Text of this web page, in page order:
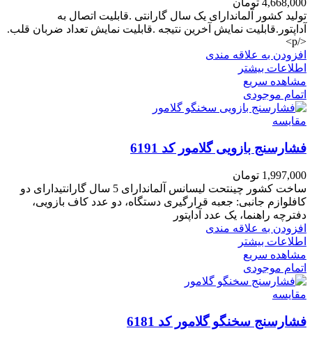
تولید کشور آلماندارای یک سال گارانتی .قابلیت اتصال به
آداپتور.قابلیت نمایش آخرین نتیجه .قابلیت نمایش تعداد ضربان قلب.
</p>
افزودن به علاقه مندی
اطلاعات بیشتر
مشاهده سریع
اتمام موجودی
مقایسه
فشارسنج بازویی گلامور کد 6191
1,997,000 تومان
ساخت کشور چینتحت لیسانس آلماندارای 5 سال گارانتیدارای دو
کافلوازم جانبی: جعبه قرارگیری دستگاه، دو عدد کاف بازویی،
دفترچه راهنما، یک عدد آداپتور
افزودن به علاقه مندی
اطلاعات بیشتر
مشاهده سریع
اتمام موجودی
مقایسه
فشارسنج سخنگو گلامور کد 6181